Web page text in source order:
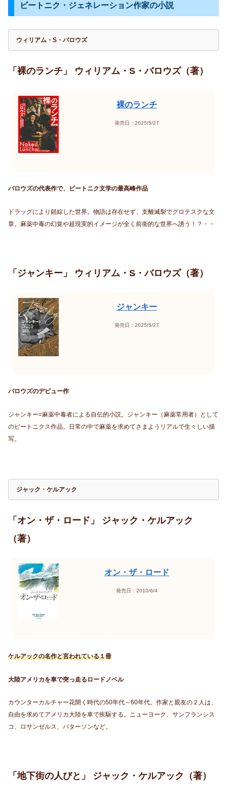
ビートニク・ジェネレーション作家の小説
ウィリアム・S・バロウズ
「裸のランチ」 ウィリアム・S・バロウズ（著）
裸のランチ
発売日：2025/5/27
バロウズの代表作で、ビートニク文学の最高峰作品
ドラッグにより錯綜した世界。物語は存在せず、支離滅裂でグロテスクな文
章。麻薬中毒の幻覚や超現実的イメージが全く前衛的な世界へ誘う！？・・
「ジャンキー」 ウィリアム・S・バロウズ（著）
ジャンキー
発売日：2025/5/27
バロウズのデビュー作
ジャンキー=麻薬中毒者による自伝的小説。ジャンキー（麻薬常用者）として
のビートニクス作品。日常の中で麻薬を求めてさまようリアルで生々しい描
写。
ジャック・ケルアック
「オン・ザ・ロード」 ジャック・ケルアック
（著）
オン・ザ・ロード
発売日：2010/6/4
ケルアックの名作と言われている１冊
大陸アメリカを車で突っ走るロードノベル
カウンターカルチャー花開く時代の50年代～60年代。作家と親友の２人は、
自由を求めてアメリカ大陸を車で疾駆する。ニューヨーク、サンフランシス
コ、ロサンゼルス、パターソンなど。
「地下街の人びと」 ジャック・ケルアック（著）